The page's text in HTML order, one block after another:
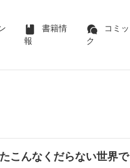
書籍情
報
コミッ
ク
こんなくだらない世界で